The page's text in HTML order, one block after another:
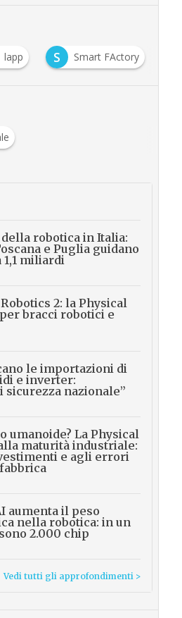
lapp S Smart FActory
robotica in Italia:
e Puglia guidano
miliardi
2: la Physical
bracci robotici e
le importazioni di
e inverter:
sicurezza nazionale”
umanoide? La Physical
maturità industriale:
e agli errori
aumenta il peso
nella robotica: in un
2.000 chip
Vedi tutti gli approfondimenti >